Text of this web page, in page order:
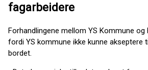
fagarbeidere
Forhandlingene mellom YS Kommune og
fordi YS kommune ikke kunne akseptere
bordet.